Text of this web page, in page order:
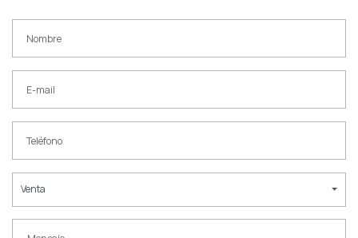
Venta